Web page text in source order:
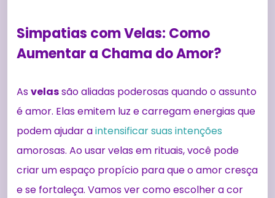
Simpatias com Velas: Como
Aumentar a Chama do Amor?
Asvelassão aliadas poderosas quando o assunto
é amor. Elas emitem luz e carregam energias que
podem ajudar aintensificar suas intenções
amorosas. Ao usar velas em rituais, você pode
criar um espaço propício para que o amor cresça
e se fortaleça. Vamos ver como escolher a cor